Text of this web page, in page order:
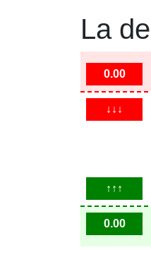
La
0.00
↓↓↓
↑↑↑
0.00